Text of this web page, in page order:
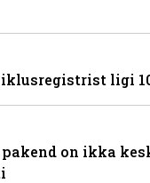
ligi
on ikka